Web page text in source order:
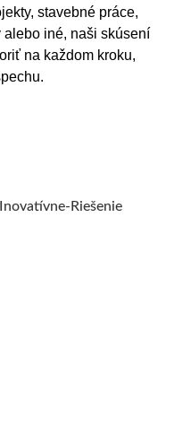
stavebné práce,
alebo iné, naši skúsení
na každom kroku,